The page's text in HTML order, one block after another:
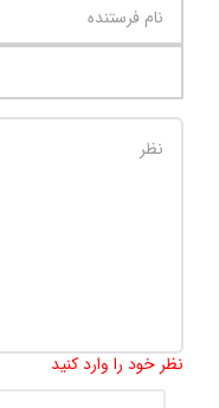
نظر خود را وارد کنید